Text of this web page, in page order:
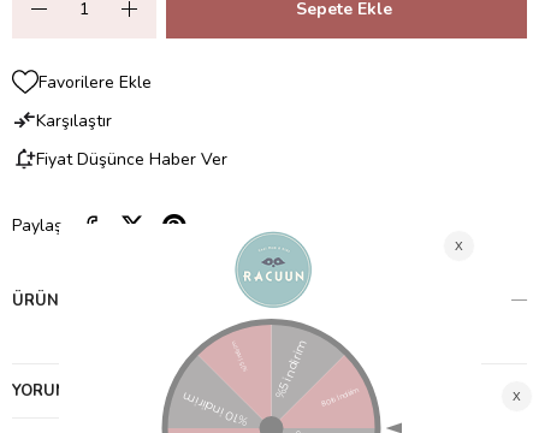
Favorilere Ekle
Karşılaştır
Fiyat Düşünce Haber Ver
Paylaş
ÜRÜN ÖZELLIKLERI
YORUMLAR